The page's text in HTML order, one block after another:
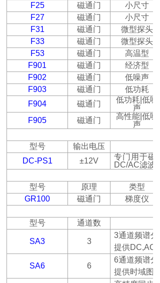
F25
磁通门
小尺寸
F27
磁通门
小尺寸
F31
磁通门
微型探头
F33
磁通门
微型探头
F53
磁通门
高温型
F901
磁通门
经济型
F902
磁通门
低噪声
F903
磁通门
低功耗
F904
磁通门 低功耗 低噪
声
F905
磁通门 高性能 低噪
声
型号
输出电压
DC-PS1
±12V
专门用于磁
DC/AC滤波
型号 原理
类型
GR100
磁通门 梯度仪
型号 通道数
SA3 3
3通道频谱分
提供DC,AC
SA6 6
6通道频谱分
提供时域图